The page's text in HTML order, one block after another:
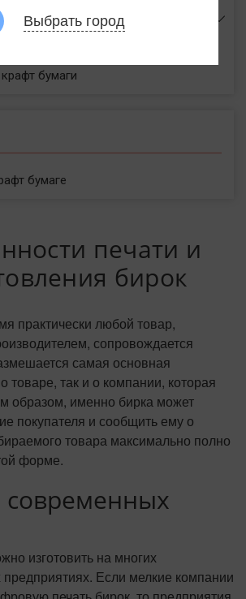
бумаги
бумаге
печати и
бирок
практически любой товар,
сопровождается
самая основная
товаре, так и о компании, которая
образом, именно бирка может
покупателя и сообщить ему о
товара максимально полно
форме.
изготовить на многих
Если мелкие компании
Выбрать город